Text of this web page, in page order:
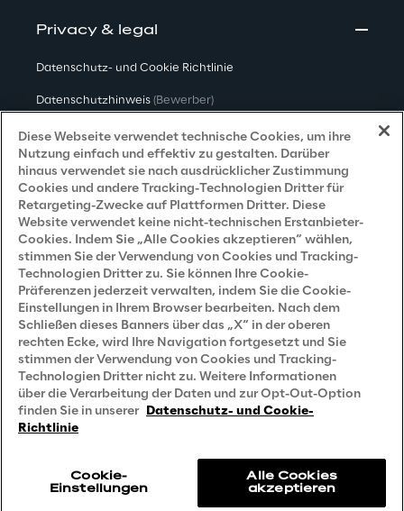
Privacy & legal
Datenschutz- und Cookie Richtlinie
Datenschutzhinweis (Bewerber)
Datenschutzhinweis(Kunden)
Datenschutzhinweis (Dienstleister)
Datenschutzhinweis (Marketing)
Grundsatzerklärung - LKSG(Deutschland)
Accessibility Statement
Careers
Contacts
Reply © 2026
Diese Webseite verwendet technische Cookies, um ihre
Nutzung einfach und effektiv zu gestalten. Darüber
hinaus verwendet sie nach ausdrücklicher Zustimmung
Cookies und andere Tracking-Technologien Dritter für
Retargeting-Zwecke auf Plattformen Dritter. Diese
Website verwendet keine nicht-technischen Erstanbieter-
Cookies. Indem Sie „Alle Cookies akzeptieren“ wählen,
stimmen Sie der Verwendung von Cookies und Tracking-
Technologien Dritter zu. Sie können Ihre Cookie-
Präferenzen jederzeit verwalten, indem Sie die Cookie-
Einstellungen in Ihrem Browser bearbeiten. Nach dem
Schließen dieses Banners über das „X“ in der oberen
rechten Ecke, wird Ihre Navigation fortgesetzt und Sie
stimmen der Verwendung von Cookies und Tracking-
Technologien Dritter nicht zu. Weitere Informationen
über die Verarbeitung der Daten und zur Opt-Out-Option
finden Sie in unserer Datenschutz- und Cookie-
Richtlinie
Cookie-
Einstellungen
Alle Cookies
akzeptieren